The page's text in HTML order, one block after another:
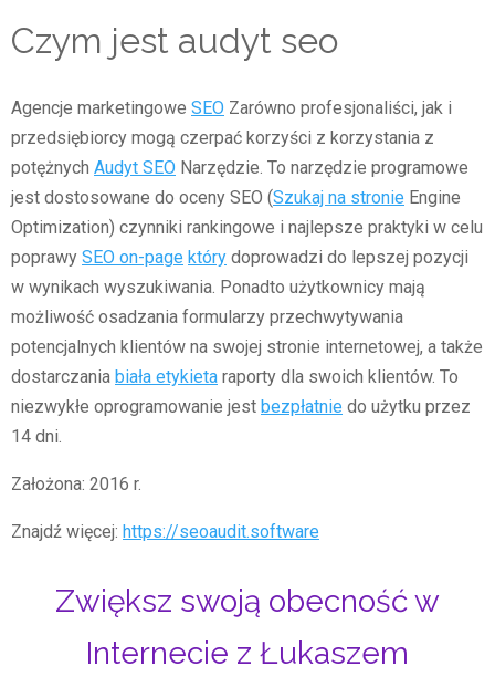
Czym jest audyt seo
Agencje marketingowe SEO Zarówno profesjonaliści, jak i
przedsiębiorcy mogą czerpać korzyści z korzystania z
potężnych Audyt SEO Narzędzie. To narzędzie programowe
jest dostosowane do oceny SEO (Szukaj na stronie Engine
Optimization) czynniki rankingowe i najlepsze praktyki w celu
poprawy SEO on-page który doprowadzi do lepszej pozycji
w wynikach wyszukiwania. Ponadto użytkownicy mają
możliwość osadzania formularzy przechwytywania
potencjalnych klientów na swojej stronie internetowej, a także
dostarczania biała etykieta raporty dla swoich klientów. To
niezwykłe oprogramowanie jest bezpłatnie do użytku przez
14 dni.
Założona: 2016 r.
Znajdź więcej: https://seoaudit.software
Zwiększ swoją obecność w
Internecie z Łukaszem